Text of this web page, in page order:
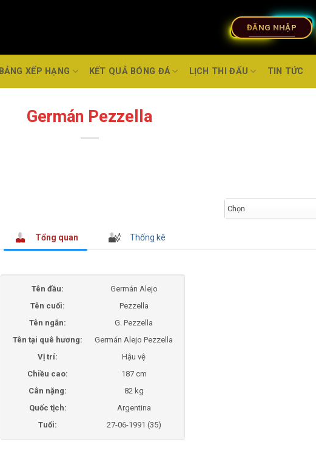
ĐĂNG NHẬP
BẢNG XẾP HẠNG KẾT QUẢ BÓNG ĐÁ LỊCH THI ĐẤU TIN TỨC
Germán Pezzella
Chọn
Tổng quan Thống kê
Tên đầu:
Germán Alejo
Tên cuối:
Pezzella
Tên ngắn:
G. Pezzella
Tên tại quê hương:
Germán Alejo Pezzella
Vị trí:
Hậu vệ
Chiều cao:
187 cm
Cân nặng:
82 kg
Quốc tịch:
Argentina
Tuổi:
27-06-1991 (35)